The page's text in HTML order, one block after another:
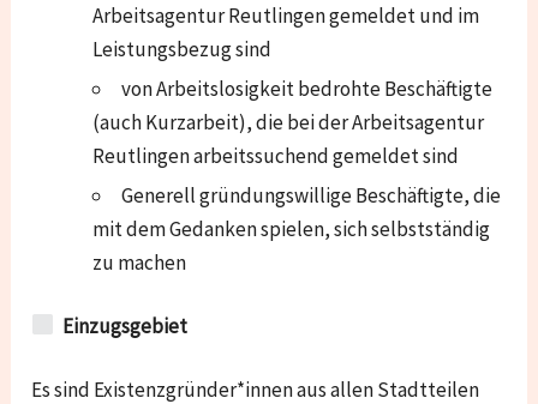
Arbeitsagentur Reutlingen gemeldet und im
Leistungsbezug sind
von Arbeitslosigkeit bedrohte Beschäftigte
(auch Kurzarbeit), die bei der Arbeitsagentur
Reutlingen arbeitssuchend gemeldet sind
Generell gründungswillige Beschäftigte, die
mit dem Gedanken spielen, sich selbstständig
zu machen
Einzugsgebiet
Es sind Existenzgründer*innen aus allen Stadtteilen